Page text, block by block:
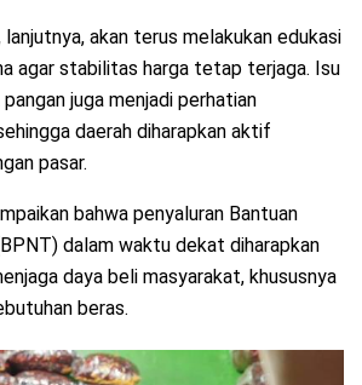
lanjutnya, akan terus melakukan edukasi
agar stabilitas harga tetap terjaga. Isu
juga menjadi perhatian
daerah diharapkan aktif
pasar.
bahwa penyaluran Bantuan
dalam waktu dekat diharapkan
daya beli masyarakat, khususnya
beras.